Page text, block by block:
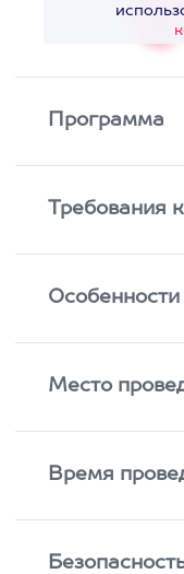
Программа
Требования
Место
Время